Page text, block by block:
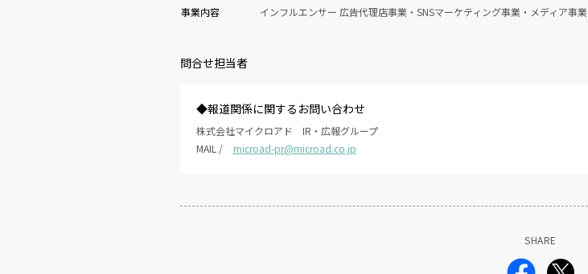
事業内容
インフルエンサー 広告代理店事業・SNSマーケティング事業・メディア事業
問合せ担当者
◆報道関係に関するお問い合わせ
株式会社マイクロアド IR・広報グループ
MAIL /
microad-pr@microad.co.jp
SHARE